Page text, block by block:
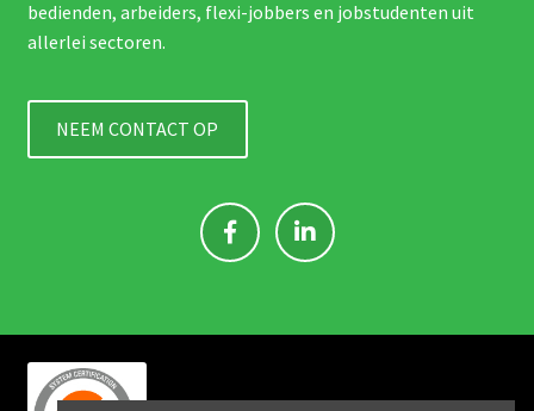
bedienden, arbeiders, flexi-jobbers en jobstudenten uit
allerlei sectoren.
NEEM CONTACT OP